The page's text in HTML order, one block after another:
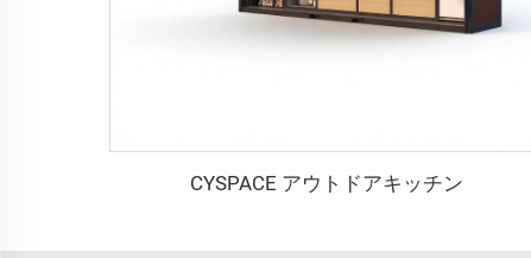
CYSPACE アウトドアキッチン